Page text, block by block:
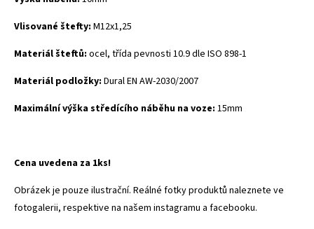
Vlisované štefty: M12x1,25
Materiál šteftů: ocel, třída pevnosti 10.9 dle ISO 898-1
Materiál podložky: DuralEN AW-2030/2007
Maximální výška středícího náběhu na voze: 15mm
Cena uvedena za 1ks!
Obrázek je pouze ilustrační. Reálné fotky produktů naleznete ve
fotogalerii, respektive na našem instagramu a facebooku.